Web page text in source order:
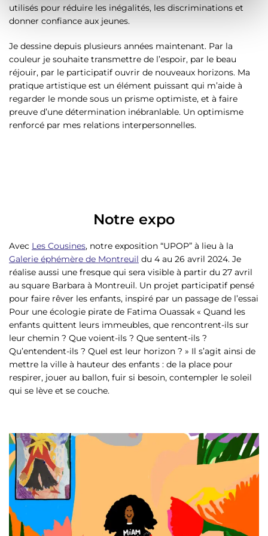
n
utilisés pour réduire les inégalités, les discriminations et
donner confiance aux jeunes.
Je dessine depuis plusieurs années maintenant. Par la
couleur je souhaite transmettre de l’espoir, par le beau
réjouir, par le participatif ouvrir de nouveaux horizons. Ma
pratique artistique est un élément puissant qui m’aide à
regarder le monde sous un prisme optimiste, et à faire
preuve d’une détermination inébranlable. Un optimisme
renforcé par mes relations interpersonnelles.
Notre expo
Avec Les Cousines, notre exposition “UPOP” à lieu à la
Galerie éphémère de Montreuil du 4 au 26 avril 2024. Je
réalise aussi une fresque qui sera visible à partir du 27 avril
au square Barbara à Montreuil. Un projet participatif pensé
pour faire rêver les enfants, inspiré par un passage de l’essai
Pour une écologie pirate de Fatima Ouassak « Quand les
enfants quittent leurs immeubles, que rencontrent-ils sur
leur chemin ? Que voient-ils ? Que sentent-ils ?
Qu’entendent-ils ? Quel est leur horizon ? » Il s’agit ainsi de
mettre la ville à hauteur des enfants : de la place pour
respirer, jouer au ballon, fuir si besoin, contempler le soleil
qui se lève et se couche.